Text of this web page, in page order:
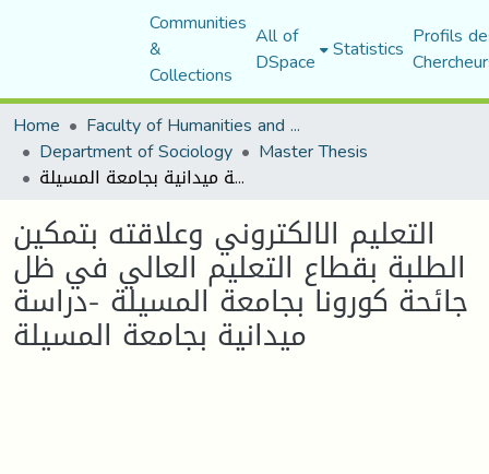
Communities
&
Collections
All of
DSpace Statistics Profils
Home
Faculty of Humanities and Social Sciences
Department of Sociology Master Thesis
التعليم الالكتروني وعلاقته بتمكين الطلبة بقطاع التعليم العالي في ظل جائحة كورونا بجامعة المسيلة -دراسة ميدانية بجامعة المسيلة
التعليم الالكتروني وعلاقته بتمكين
الطلبة بقطاع التعليم العالي في ظل
جائحة كورونا بجامعة المسيلة -دراسة
ميدانية بجامعة المسيلة